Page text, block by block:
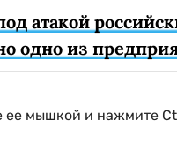
атакой
одно из
ее мышкой и нажмите